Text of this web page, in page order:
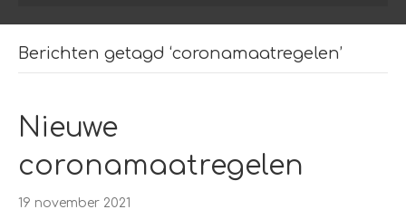
Berichten getagd ‘coronamaatregelen’
Nieuwe
coronamaatregelen
19 november 2021